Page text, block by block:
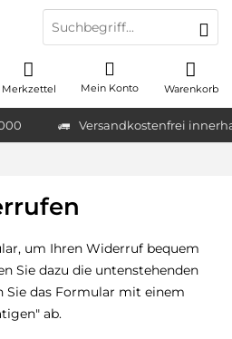
Versandkostenfrei
Warenkorb
Merkzettel Mein Konto
um Ihren Widerruf bequem
Sie dazu die untenstehenden
Sie das Formular mit einem
ab.